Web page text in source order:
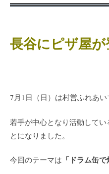
長谷にピザ屋が
7月1日（日）は村営ふれあ
若手が中心となり活動して
とになりました。
今回のテーマは 「ドラム缶で